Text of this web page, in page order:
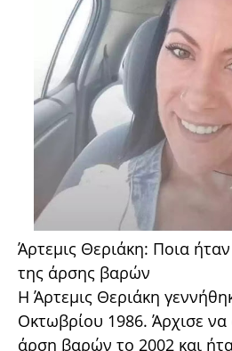
Άρτεμις Θεριάκη: Ποια
της άρσης βαρών
Η Άρτεμις Θεριάκη
Οκτωβρίου 1986. Άρχισε να
άρση βαρών το 2002 και